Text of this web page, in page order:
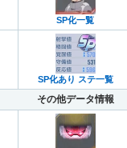
SP化一覧
SP化あり ステ一覧
その他データ情報